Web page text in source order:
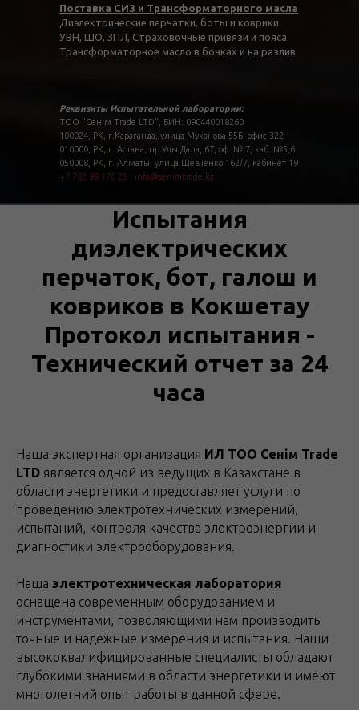
Поставка СИЗ и Трансформаторного масла
Диэлектрические перчатки, боты и коврики
УВН, ШО, ЗПЛ, Страховочные привязи и пояса
Трансформаторное масло в бочках и на разлив
Реквизиты Испытательной лаборатории:
ТОО "Сенім Trade LTD", БИН: 090440018260
100024, РК, г.Караганда, улица Муканова 55Б, офис 322
010000, РК, г. Астана, пр.Улы Дала, 67, оф. № 7, каб. №5,6
050008, РК, г. Алматы, улица Шевченко 162/7, кабинет 19
+7 702 99 170 25
info@senimtrade.kz
Испытания
диэлектрических
перчаток, бот, галош и
ковриков в Кокшетау
Протокол испытания -
Технический отчет за 24
часа
Наша экспертная организация ИЛ ТОО Сенім Trade
LTD является одной из ведущих в Казахстане в
области энергетики и предоставляет услуги по
проведению электротехнических измерений,
испытаний, контроля качества электроэнергии и
диагностики электрооборудования.
Наша электротехническая лаборатория
оснащена современным оборудованием и
инструментами, позволяющими нам производить
точные и надежные измерения и испытания. Наши
высококвалифицированные специалисты обладают
глубокими знаниями в области энергетики и имеют
многолетний опыт работы в данной сфере.